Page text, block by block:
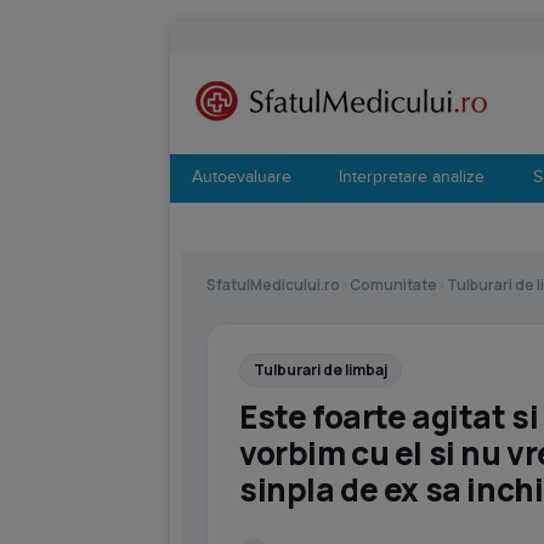
Autoevaluare Interpretare analize
SfatulMedicului.ro Comunitate Tulburari de
Tulburari de limbaj
Este foarte agitat
vorbim cu el si nu
sinpla de ex sa